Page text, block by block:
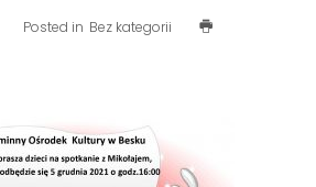
Posted in Bez kategorii